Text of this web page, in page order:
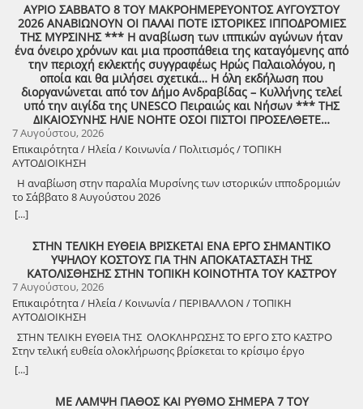
κανόνια του αγώνα! ΦΩΤΟΓΡΑΦΙΕΣ ΚΑΙ ΠΡΟΣΚΛΗΣΗ ΓΙΑ ΤΟ
ΣΥΝΑΠΑΝΤΗΜΑ (Πατήστε πάνω στο σύνδεσμο για να ανοίξει το
αρχείο) Ο Σύλλογος των απανταχού Δουκιωτών σάς προσκαλεί στην
εκδήλωση που θα πραγματοποιηθεί στο χωριό μας, το ΔΟΥΚΑ, σε
συνδιοργάνωση με τον Δήμο Αρχαίας Ολυμπίας, στις 13 Αυγούστου,
ημέρα Πέμπτη και ώρα 8:30 μ.μ., στην πλατεία του χωριού με θέμα:
«Άυλη πολιτιστική κληρονομιά: Eκφράσεις, Δράσεις Διαφύλαξης και
Προοπτικές στην Ηλεία» Oμιλητές: – Διομήδης Τόλιος, Διεύθυνση
Νεότερης Πολιτιστικής Κληρονομιάς ΥΠΠΟ-Σύλλογος Διβριωτών
Αθήνας – Γωγώ Κανελλοπούλου, εκπαιδευτικός – Νίκος
Σιάκκουλης, Πρόεδρος eco action Νεμούτας Θα ακολουθήσoυν
χοροί της Ηλείας από το Λύκειο Ελληνίδων Πύργου Η είσοδος για
την πολιτιστική εκδήλωση είναι ελεύθερη. Μετά το πέρας της
εκδήλωσης, σας προσκαλούμε να διασκεδάσουμε όλοι μαζί με
ζωντανή παραδοσιακή μουσική από τη μουσική ομάδα του
Λύσανδρου Παναγόπουλου, σε μια βραδιά γεμάτη κέφι, χορό και
συμμετοχής στο γλέντι: 10 ευρώ ανά άτομο.
ΑΥΡΙΟ ΣΑΒΒΑΤΟ 8 ΤΟΥ ΜΑΚΡΟΗΜΕΡΕΥΟΝΤΟΣ ΑΥΓΟΥΣΤΟΥ
2026 ΑΝΑΒΙΩΝΟΥΝ ΟΙ ΠΑΛΑΙ ΠΟΤΕ ΙΣΤΟΡΙΚΕΣ ΙΠΠΟΔΡΟΜΙΕΣ
ΤΗΣ ΜΥΡΣΙΝΗΣ *** Η αναβίωση των ιππικών αγώνων ήταν
ένα όνειρο χρόνων και μια προσπάθεια της καταγόμενης από
την περιοχή εκλεκτής συγγραφέως Ηρώς Παλαιολόγου, η
οποία και θα μιλήσει σχετικά… Η όλη εκδήλωση που
διοργανώνεται από τον Δήμο Ανδραβίδας – Κυλλήνης τελεί
υπό την αιγίδα της UNESCO Πειραιώς και Νήσων *** ΤΗΣ
ΔΙΚΑΙΟΣΥΝΗΣ ΗΛΙΕ ΝΟΗΤΕ ΟΣΟΙ ΠΙΣΤΟΙ ΠΡΟΣΕΛΘΕΤΕ…
7 Αυγούστου, 2026
Επικαιρότητα / Ηλεία / Κοινωνία / Πολιτισμός / ΤΟΠΙΚΗ
ΑΥΤΟΔΙΟΙΚΗΣΗ
Η αναβίωση στην παραλία Μυρσίνης των ιστορικών ιπποδρομιών
το Σάββατο 8 Αυγούστου 2026
[...]
ΣΤΗΝ ΤΕΛΙΚΗ ΕΥΘΕΙΑ ΒΡΙΣΚΕΤΑΙ ΕΝΑ ΕΡΓΟ ΣΗΜΑΝΤΙΚΟ
ΥΨΗΛΟΥ ΚΟΣΤΟΥΣ ΓΙΑ ΤΗΝ ΑΠΟΚΑΤΑΣΤΑΣΗ ΤΗΣ
ΚΑΤΟΛΙΣΘΗΣΗΣ ΣΤΗΝ ΤΟΠΙΚΗ ΚΟΙΝΟΤΗΤΑ ΤΟΥ ΚΑΣΤΡΟΥ
7 Αυγούστου, 2026
Επικαιρότητα / Ηλεία / Κοινωνία / ΠΕΡΙΒΑΛΛΟΝ / ΤΟΠΙΚΗ
ΑΥΤΟΔΙΟΙΚΗΣΗ
ΣΤΗΝ ΤΕΛΙΚΗ ΕΥΘΕΙΑ ΤΗΣ ΟΛΟΚΛΗΡΩΣΗΣ ΤΟ ΕΡΓΟ ΣΤΟ ΚΑΣΤΡΟ
Στην τελική ευθεία ολοκλήρωσης βρίσκεται το κρίσιμο έργο
αποκατάστασης της κατολίσθησης στην Τ.Κ. Κάστρου,
προϋπολογισμού 1,25 εκατομμυρίων ευρώ. Έπειτα από αυτοψία που
Λέντζας, μαζί με κλιμάκιο της Τεχνικής Υπηρεσίας και εκπροσώπους
[...]
ΜΕ ΛΑΜΨΗ ΠΑΘΟΣ ΚΑΙ ΡΥΘΜΟ ΣΗΜΕΡΑ 7 ΤΟΥ